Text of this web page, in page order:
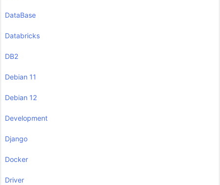
DataBase
Databricks
DB2
Debian 11
Debian 12
Development
Django
Docker
Driver